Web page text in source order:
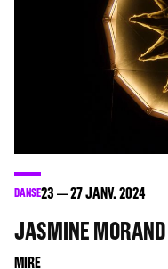
DANSE23 27JANV. 2024
JASMINE MORAND
MIRE